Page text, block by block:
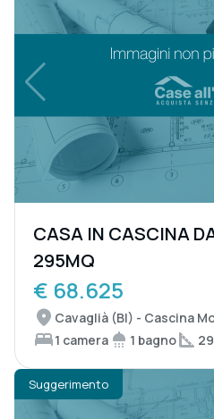
CASA IN CASCINA
295MQ
€ 68.625
Cavaglià (BI) - Cascina
1 camera
1 bagno
Suggerimento